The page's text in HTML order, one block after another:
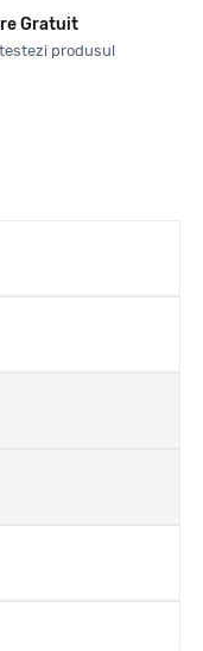
Gratuit
produsul